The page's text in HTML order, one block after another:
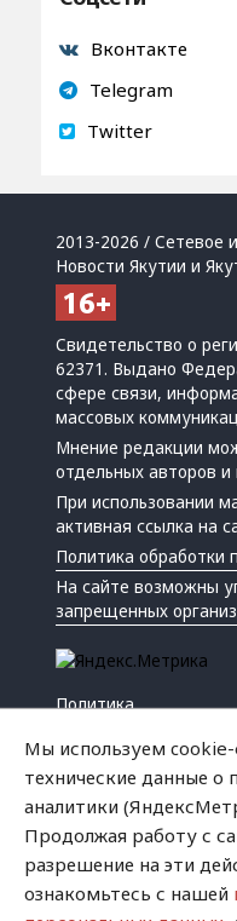
Вконтакте
Telegram
Twitter
2013-2026 / Сетевое
Новости Якутии и
Свидетельство о
62371. Выдано
сфере связи,
массовых
Мнение редакции
отдельных авторов и
При использовании
активная ссылка на
Политика обработки
На сайте возможны
запрещенных
Политика
Криминал
Успех
Мы используем
технические данные о
аналитики
Продолжая работу с
разрешение на эти
ознакомьтесь с нашей